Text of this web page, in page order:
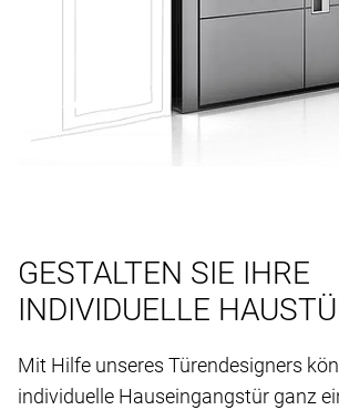
GESTALTEN SIE IHRE
INDIVIDUELLE
Mit Hilfe unseres Türendesigners
individuelle Hauseingangstür ganz